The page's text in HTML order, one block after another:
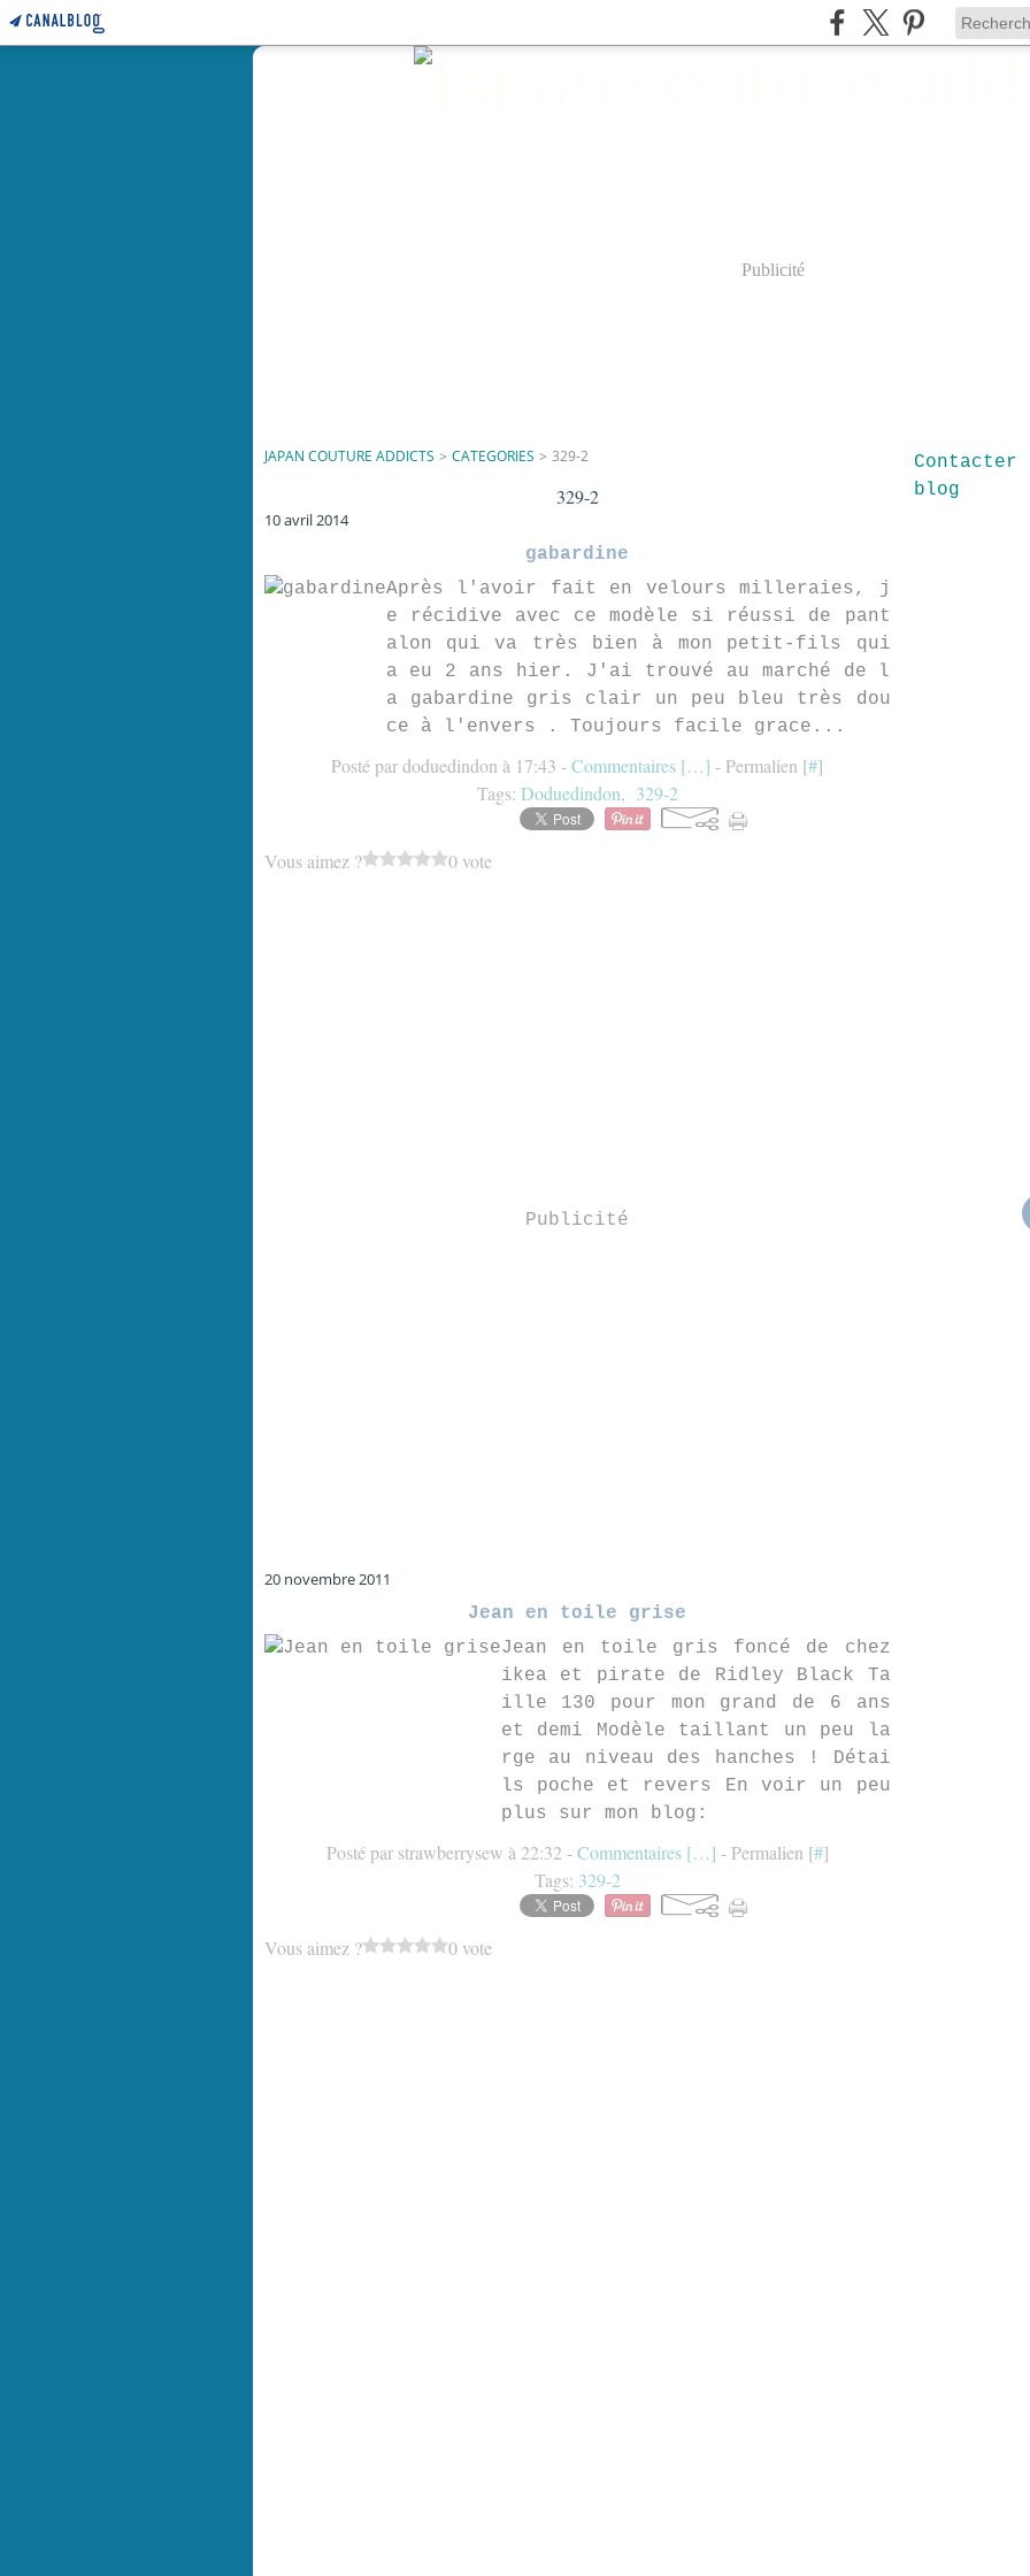
Publicité
JAPAN COUTURE ADDICTS > CATEGORIES > 329-2
329-2
10 avril 2014
gabardine
Après l'avoir fait en velours milleraies, j
e récidive avec ce modèle si réussi de pant
alon qui va très bien à mon petit-fils qui
a eu 2 ans hier. J'ai trouvé au marché de l
a gabardine gris clair un peu bleu très dou
ce à l'envers . Toujours facile grace...
Posté par doduedindon à 17:43 -Commentaires […] - Permalien [#]
Tags: Doduedindon, 329-2
Vous aimez ? 0 vote
Publicité
20 novembre 2011
Jean en toile grise
Jean en toile gris foncé de chez
ikea et pirate de Ridley Black Ta
ille 130 pour mon grand de 6 ans
et demi Modèle taillant un peu la
rge au niveau des hanches ! Détai
ls poche et revers En voir un peu
plus sur mon blog:
Posté par strawberrysew à 22:32 -Commentaires […] - Permalien [#]
Tags: 329-2
Vous aimez ? 0 vote
blog